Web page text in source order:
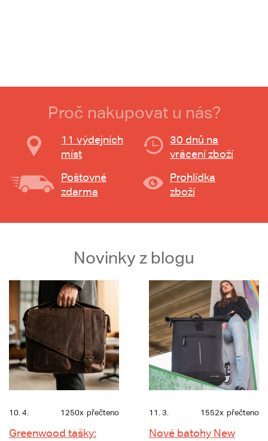
Proč nakupovat u nás?
11 výdejních
míst
30 dnů na
vrácení zboží
Poštovné
zdarma
Prohlídka
zboží
Novinky z blogu
10. 4. 1250x přečteno
Greenwood tašky:
11. 3. 1552x přečteno
Nové batohy New